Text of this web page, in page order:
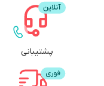
پشتیبانی